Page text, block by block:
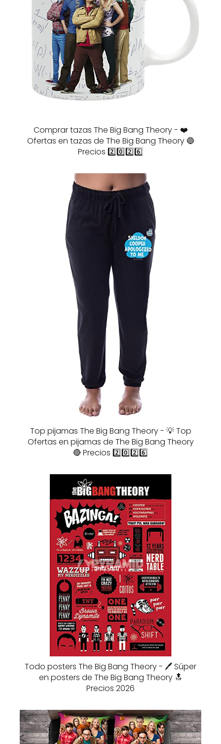
Comprar tazas The Big Bang Theory - ❤️
Ofertas en tazas de The Big Bang Theory 🔵
Precios 2️⃣0️⃣2️⃣6️⃣
Top pijamas The Big Bang Theory - 💡 Top
Ofertas en pijamas de The Big Bang Theory
🔴 Precios 2️⃣0️⃣2️⃣6️⃣
Todo posters The Big Bang Theory - 🖊️ Súper
en posters de The Big Bang Theory 🔝
Precios 2026